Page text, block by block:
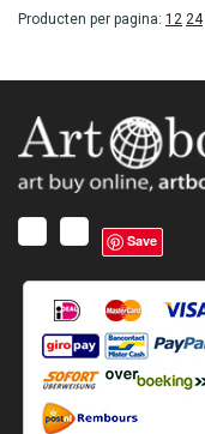
Producten per pagina: 12 24
Save